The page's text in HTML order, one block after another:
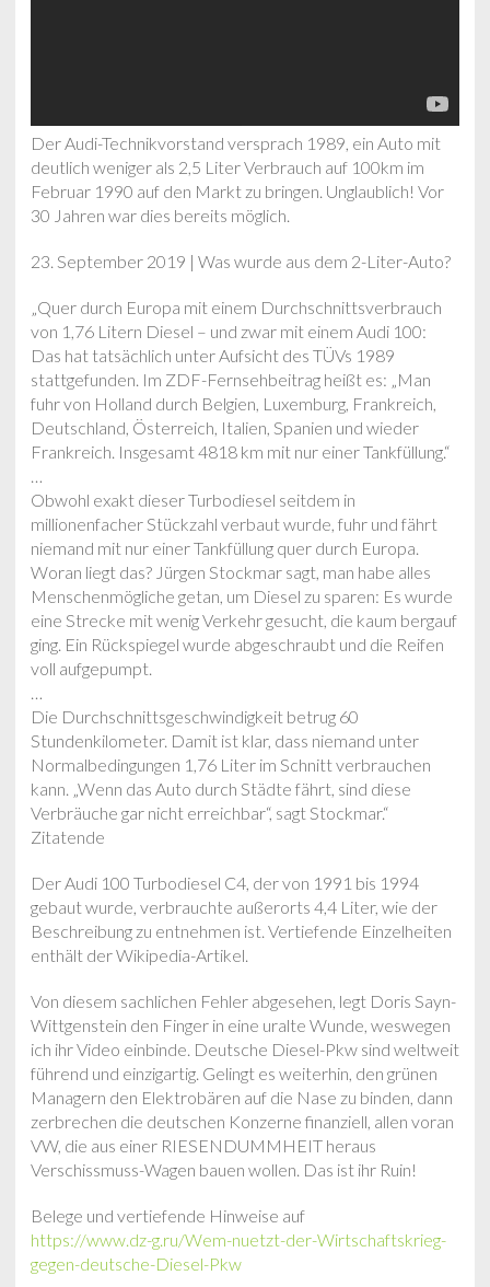
Der Audi-Technikvorstand versprach 1989, ein Auto mit
deutlich weniger als 2,5 Liter Verbrauch auf 100km im
Februar 1990 auf den Markt zu bringen. Unglaublich! Vor
30 Jahren war dies bereits möglich.
23. September 2019 | Was wurde aus dem 2-Liter-Auto?
„Quer durch Europa mit einem Durchschnittsverbrauch
von 1,76 Litern Diesel – und zwar mit einem Audi 100:
Das hat tatsächlich unter Aufsicht des TÜVs 1989
stattgefunden. Im ZDF-Fernsehbeitrag heißt es: „Man
fuhr von Holland durch Belgien, Luxemburg, Frankreich,
Deutschland, Österreich, Italien, Spanien und wieder
Frankreich. Insgesamt 4818 km mit nur einer Tankfüllung.“
…
Obwohl exakt dieser Turbodiesel seitdem in
millionenfacher Stückzahl verbaut wurde, fuhr und fährt
niemand mit nur einer Tankfüllung quer durch Europa.
Woran liegt das? Jürgen Stockmar sagt, man habe alles
Menschenmögliche getan, um Diesel zu sparen: Es wurde
eine Strecke mit wenig Verkehr gesucht, die kaum bergauf
ging. Ein Rückspiegel wurde abgeschraubt und die Reifen
voll aufgepumpt.
…
Die Durchschnittsgeschwindigkeit betrug 60
Stundenkilometer. Damit ist klar, dass niemand unter
Normalbedingungen 1,76 Liter im Schnitt verbrauchen
kann. „Wenn das Auto durch Städte fährt, sind diese
Verbräuche gar nicht erreichbar“, sagt Stockmar.“
Zitatende
Der Audi 100 Turbodiesel C4, der von 1991 bis 1994
gebaut wurde, verbrauchte außerorts 4,4 Liter, wie der
Beschreibung zu entnehmen ist. Vertiefende Einzelheiten
enthält der Wikipedia-Artikel.
Von diesem sachlichen Fehler abgesehen, legt Doris Sayn-
Wittgenstein den Finger in eine uralte Wunde, weswegen
ich ihr Video einbinde. Deutsche Diesel-Pkw sind weltweit
führend und einzigartig. Gelingt es weiterhin, den grünen
Managern den Elektrobären auf die Nase zu binden, dann
zerbrechen die deutschen Konzerne finanziell, allen voran
VW, die aus einer RIESENDUMMHEIT heraus
Verschissmuss-Wagen bauen wollen. Das ist ihr Ruin!
Belege und vertiefende Hinweise auf
https://www.dz-g.ru/Wem-nuetzt-der-Wirtschaftskrieg-
gegen-deutsche-Diesel-Pkw